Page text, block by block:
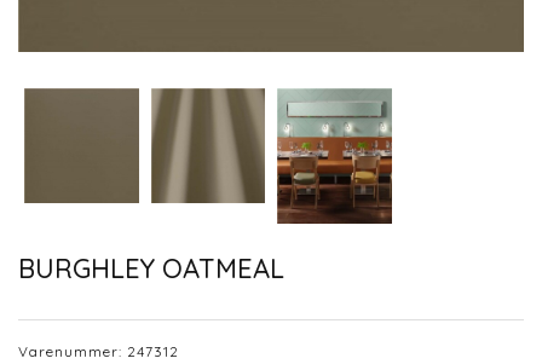
BURGHLEY OATMEAL
Varenummer: 247312